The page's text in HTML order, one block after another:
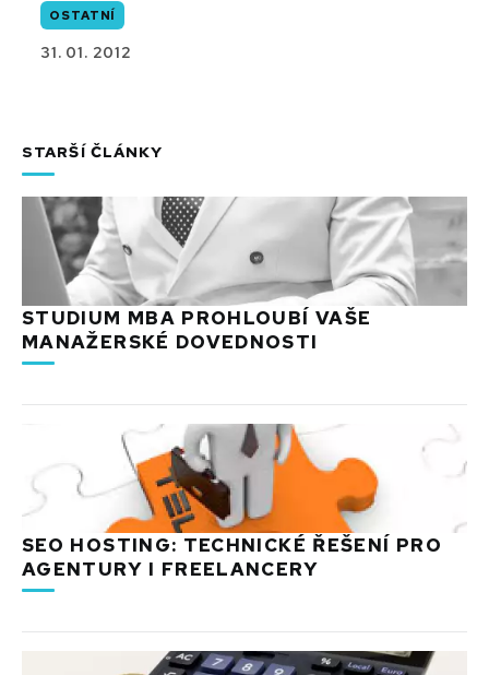
OSTATNÍ
31. 01. 2012
STARŠÍ ČLÁNKY
STUDIUM MBA PROHLOUBÍ VAŠE
MANAŽERSKÉ DOVEDNOSTI
SEO HOSTING: TECHNICKÉ ŘEŠENÍ PRO
AGENTURY I FREELANCERY